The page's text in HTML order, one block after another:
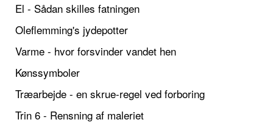
El - Sådan skilles fatningen
Oleflemming's jydepotter
Varme - hvor forsvinder vandet hen
Kønssymboler
Træarbejde - en skrue-regel ved forboring
Trin 6 - Rensning af maleriet